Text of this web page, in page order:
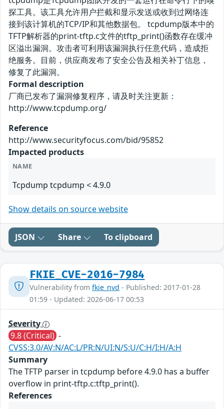
探工具。该工具允许用户拦截和显示发送或收到过网络连
接到该计算机的TCP/IP和其他数据包。 tcpdump版本中的
TFTP解析器的print-tftp.c文件的tftp_print()函数存在缓冲
区溢出漏洞。攻击者可利用该漏洞执行任意代码，造成拒
绝服务。目前，供应商发布了安全公告及相关补丁信息，
修复了此漏洞。
Formal description
厂商已发布了漏洞修复程序，请及时关注更新：
http://www.tcpdump.org/
Reference
http://www.securityfocus.com/bid/95852
Impacted products
NAME
Tcpdump tcpdump < 4.9.0
Show details on source website
JSON Share To clipboard
FKIE_CVE-2016-7984
Vulnerability from fkie_nvd - Published: 2017-01-28
01:59 - Updated: 2026-06-17 00:53
Severity
9.8 (Critical) -
CVSS:3.0/AV:N/AC:L/PR:N/UI:N/S:U/C:H/I:H/A:H
Summary
The TFTP parser in tcpdump before 4.9.0 has a buffer
overflow in print-tftp.c:tftp_print().
References